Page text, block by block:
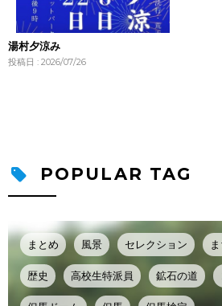
湯村夕涼み
投稿日 : 2026/07/26
POPULAR TAG
まとめ 風景 セレクション
歴史 高校生特派員 鉱石の道